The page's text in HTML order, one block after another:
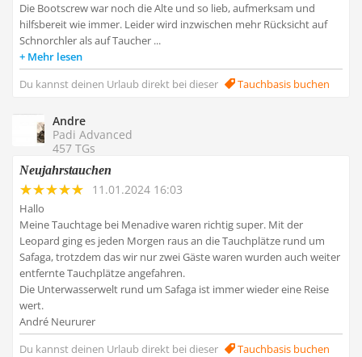
Die Bootscrew war noch die Alte und so lieb, aufmerksam und
hilfsbereit wie immer. Leider wird inzwischen mehr Rücksicht auf
Schnorchler als auf Taucher ...
Mehr lesen
Du kannst deinen Urlaub direkt bei dieser
Tauchbasis buchen
Andre
Padi Advanced
457 TGs
Neujahrstauchen
11.01.2024 16:03
Hallo
Meine Tauchtage bei Menadive waren richtig super. Mit der
Leopard ging es jeden Morgen raus an die Tauchplätze rund um
Safaga, trotzdem das wir nur zwei Gäste waren wurden auch weiter
entfernte Tauchplätze angefahren.
Die Unterwasserwelt rund um Safaga ist immer wieder eine Reise
wert.
André Neururer
Du kannst deinen Urlaub direkt bei dieser
Tauchbasis buchen